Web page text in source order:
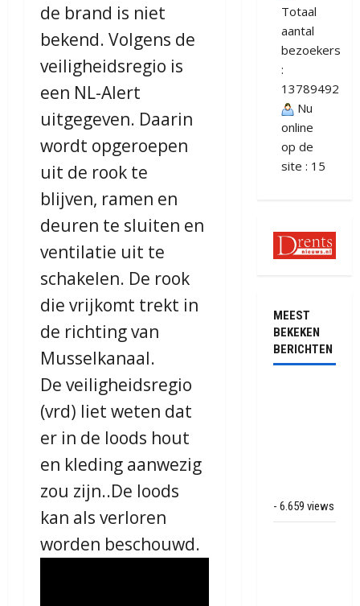
de brand is niet
bekend. Volgens de
veiligheidsregio is
een NL-Alert
uitgegeven. Daarin
wordt opgeroepen
uit de rook te
blijven, ramen en
deuren te sluiten en
ventilatie uit te
schakelen. De rook
die vrijkomt trekt in
de richting van
Musselkanaal.
De veiligheidsregio
(vrd) liet weten dat
er in de loods hout
en kleding aanwezig
zou zijn..De loods
kan als verloren
worden beschouwd.
Totaal
aantal
bezoekers
:
13789492
Nu
online
op de
site : 15
MEEST
BEKEKEN
BERICHTEN
- 6.659 views